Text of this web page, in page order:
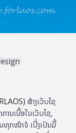
ສ້າງເວັບໄຊ
ານເນື້ອໃນເວັບໄຊ,
ກໜ້າຈໍ ເບີ່ງເປັນມື້